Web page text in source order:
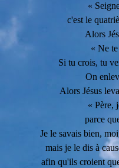
«
c'est le
Alors
« Ne
Si tu crois, tu
On
Alors Jésus
« Père,
parce
Je le savais bien,
mais je le dis à
afin qu'ils croient